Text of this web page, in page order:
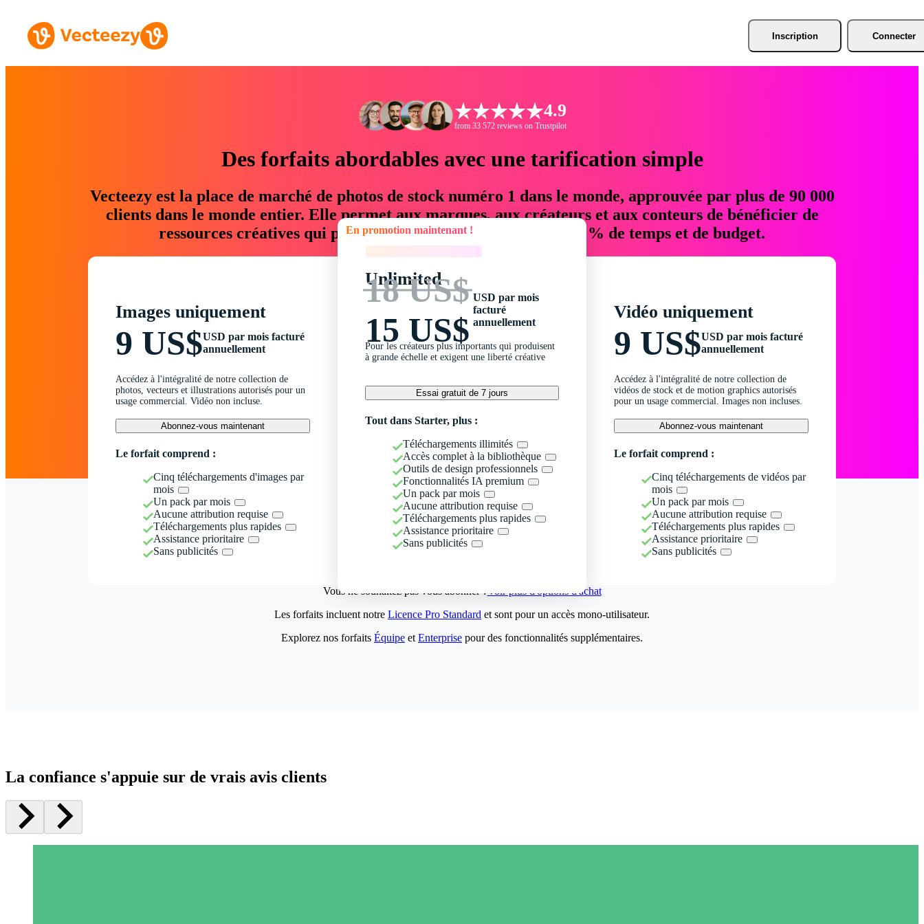
Inscription Connecter
4.9
from 33 572 reviews on Trustpilot
Des forfaits abordables avec une tarification simple
Vecteezy est la place de marché de photos de stock numéro 1 dans le monde, approuvée par plus de 90 000
clients dans le monde entier. Elle permet aux marques, aux créateurs et aux conteurs de bénéficier de
ressources créatives qui permettent d'économiser jusqu'à 76 % de temps et de budget.
Images uniquement
9 US$USD par mois facturé
annuellement
Accédez à l'intégralité de notre collection de
photos, vecteurs et illustrations autorisés pour un
usage commercial. Vidéo non incluse.
Abonnez-vous maintenant
Le forfait comprend :
Cinq téléchargements d'images par
mois
Un pack par mois
Aucune attribution requise
Téléchargements plus rapides
Assistance prioritaire
Sans publicités
En promotion maintenant !
Unlimited
18 US$
15 US$
USD par mois
facturé
annuellement
Pour les créateurs plus importants qui produisent
à grande échelle et exigent une liberté créative
Essai gratuit de 7 jours
Tout dans Starter, plus :
Téléchargements illimités
Accès complet à la bibliothèque
Outils de design professionnels
Fonctionnalités IA premium
Un pack par mois
Aucune attribution requise
Téléchargements plus rapides
Assistance prioritaire
Sans publicités
Vidéo uniquement
9 US$USD par mois facturé
annuellement
Accédez à l'intégralité de notre collection de
vidéos de stock et de motion graphics autorisés
pour un usage commercial. Images non incluses.
Abonnez-vous maintenant
Le forfait comprend :
Cinq téléchargements de vidéos par
mois
Un pack par mois
Aucune attribution requise
Téléchargements plus rapides
Assistance prioritaire
Sans publicités
Vous ne souhaitez pas vous abonner ?Voir plus d'options d'achat
Les forfaits incluent notre Licence Pro Standard et sont pour un accès mono-utilisateur.
Explorez nos forfaits Équipe et Enterprise pour des fonctionnalités supplémentaires.
La confiance s'appuie sur de vrais avis clients